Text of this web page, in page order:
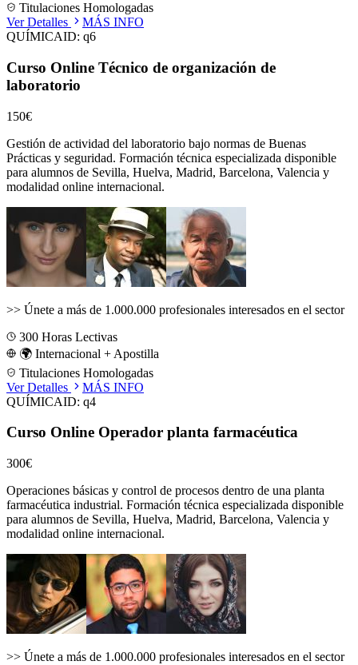
Titulaciones Homologadas
Ver Detalles
MÁS INFO
QUÍMICAID: q6
Curso Online Técnico de organización de
laboratorio
150€
Gestión de actividad del laboratorio bajo normas de Buenas
Prácticas y seguridad. Formación técnica especializada disponible
para alumnos de Sevilla, Huelva, Madrid, Barcelona, Valencia y
modalidad online internacional.
>> Únete a más de 1.000.000 profesionales interesados en el sector
300 Horas Lectivas
🌍 Internacional + Apostilla
Titulaciones Homologadas
Ver Detalles
MÁS INFO
QUÍMICAID: q4
Curso Online Operador planta farmacéutica
300€
Operaciones básicas y control de procesos dentro de una planta
farmacéutica industrial. Formación técnica especializada disponible
para alumnos de Sevilla, Huelva, Madrid, Barcelona, Valencia y
modalidad online internacional.
>> Únete a más de 1.000.000 profesionales interesados en el sector